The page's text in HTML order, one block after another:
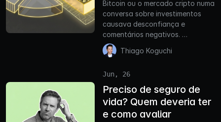
Bitcoin ou o mercado cripto numa
conversa sobre investimentos
causava desconfiança e
comentários negativos. …
Thiago Koguchi
Jun, 26
Preciso de seguro de
vida? Quem deveria ter
e como avaliar